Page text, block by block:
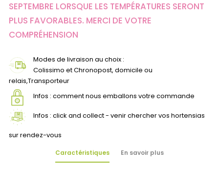
SEPTEMBRE LORSQUE LES TEMPÉRATURES SERONT
PLUS FAVORABLES. MERCI DE VOTRE
COMPRÉHENSION
Modes de livraison au choix :
Colissimo et Chronopost, domicile ou
relais,Transporteur
Infos : comment nous emballons votre commande
Infos : click and collect - venir chercher vos hortensias
sur rendez-vous
Caractéristiques En savoir plus